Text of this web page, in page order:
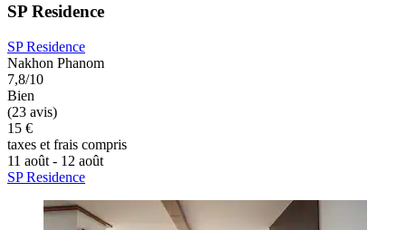
SP Residence
SP Residence
Nakhon Phanom
7,8/10
Bien
(23 avis)
15 €
taxes et frais compris
11 août - 12 août
SP Residence